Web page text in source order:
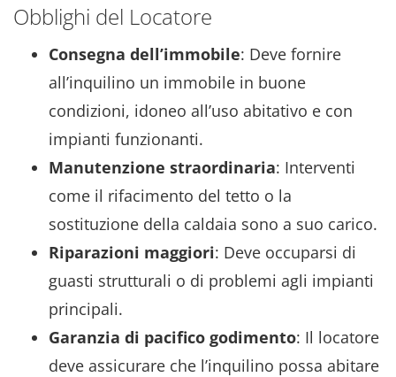
Obblighi del Locatore
Consegna dell’immobile: Deve fornire
all’inquilino un immobile in buone
condizioni, idoneo all’uso abitativo e con
impianti funzionanti.
Manutenzione straordinaria: Interventi
come il rifacimento del tetto o la
sostituzione della caldaia sono a suo carico.
Riparazioni maggiori: Deve occuparsi di
guasti strutturali o di problemi agli impianti
principali.
Garanzia di pacifico godimento: Il locatore
deve assicurare che l’inquilino possa abitare